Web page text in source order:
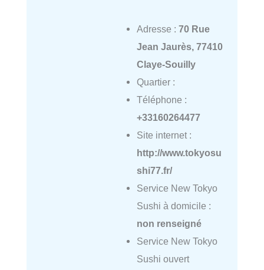
Adresse : 70 Rue
Jean Jaurès, 77410
Claye-Souilly
Quartier :
Téléphone :
+33160264477
Site internet :
http://www.tokyosu
shi77.fr/
Service New Tokyo
Sushi à domicile :
non renseigné
Service New Tokyo
Sushi ouvert